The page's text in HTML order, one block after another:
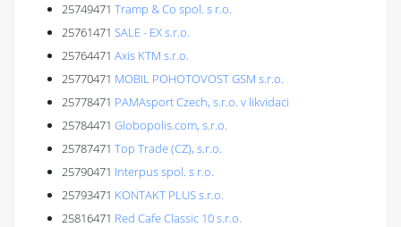
25749471 Tramp & Co spol. s r.o.
25761471 SALE - EX s.r.o.
25764471 Axis KTM s.r.o.
25770471 MOBIL POHOTOVOST GSM s.r.o.
25778471 PAMAsport Czech, s.r.o. v likvidaci
25784471 Globopolis.com, s.r.o.
25787471 Top Trade (CZ), s.r.o.
25790471 Interpus spol. s r.o.
25793471 KONTAKT PLUS s.r.o.
25816471 Red Cafe Classic 10 s.r.o.